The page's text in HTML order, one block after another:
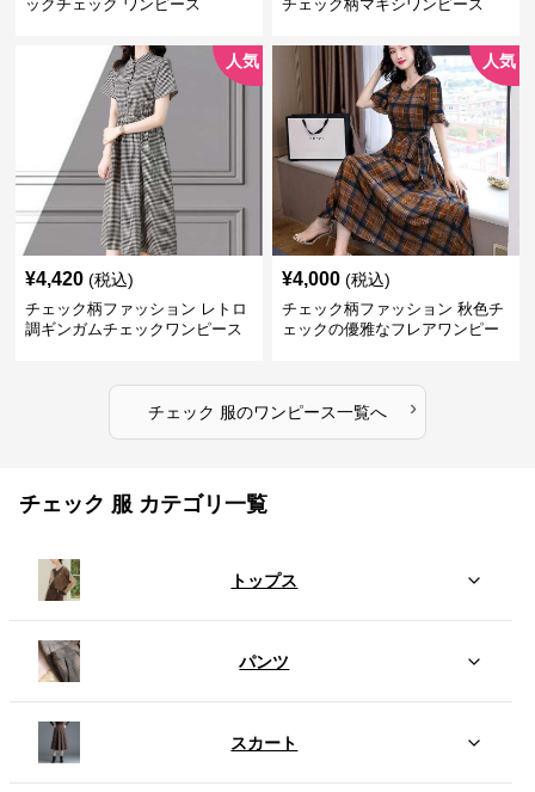
ックチェック ワンピース
チェック柄マキシワンピース
人気
¥4,420 (税込)
チェック柄ファッション レトロ
調ギンガムチェックワンピース
人気
¥4,000 (税込)
チェック柄ファッション 秋色チ
ェックの優雅なフレアワンピー
チェック 服のワンピース一覧へ ›
チェック 服 カテゴリ一覧
トップス
パンツ
スカート